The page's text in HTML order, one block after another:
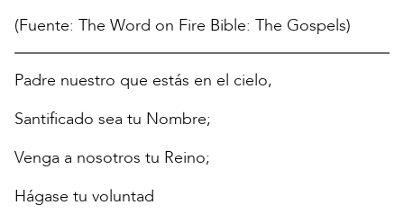
(Fuente: The Word on Fire Bible: The Gospels)
Padre nuestro que estás en el cielo,
Santificado sea tu Nombre;
Venga a nosotros tu Reino;
Hágase tu voluntad